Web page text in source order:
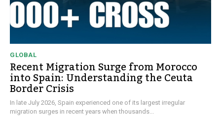
GLOBAL
Recent Migration Surge from Morocco
into Spain: Understanding the Ceuta
Border Crisis
In late July 2026, Spain experienced one of its largest irregular
migration surges in recent years when thousands...